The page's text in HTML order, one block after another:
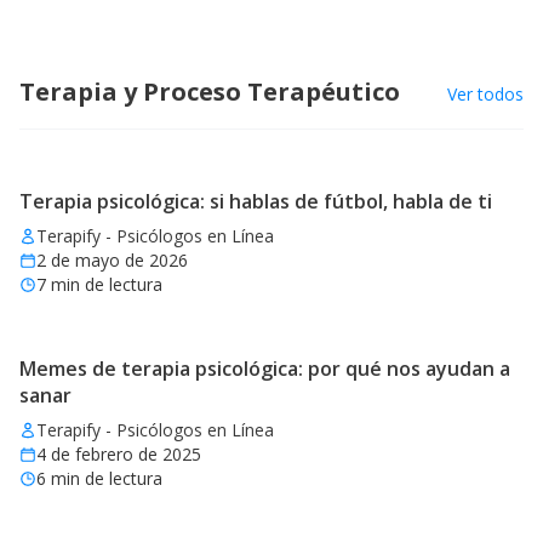
Terapia y Proceso Terapéutico Ver todos
Terapia psicológica: si hablas de fútbol, habla de ti
Terapify - Psicólogos en Línea
2 de mayo de 2026
7 min de lectura
Memes de terapia psicológica: por qué nos ayudan a
sanar
Terapify - Psicólogos en Línea
4 de febrero de 2025
6 min de lectura